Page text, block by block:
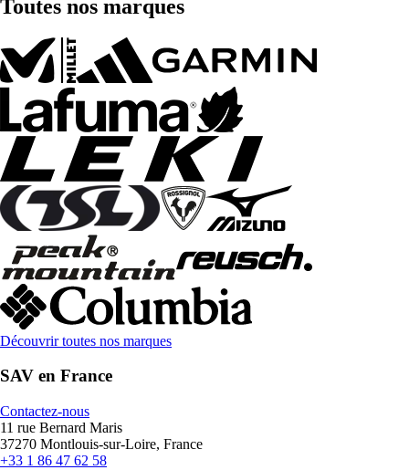
Toutes nos marques
Découvrir toutes nos marques
SAV en France
Contactez-nous
11 rue Bernard Maris
37270 Montlouis-sur-Loire, France
+33 1 86 47 62 58